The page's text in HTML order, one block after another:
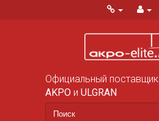
Официальный поставщик
AKPO и ULGRAN